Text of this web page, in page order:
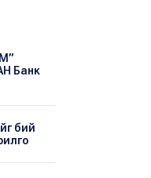
Банк
бий